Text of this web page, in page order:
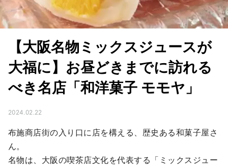
【大阪名物ミックスジュースが
大福に】お昼どきまでに訪れる
べき名店「和洋菓子 モモヤ」
2024.02.22
布施商店街の入り口に店を構える、歴史ある和菓子屋さ
ん。
名物は、大阪の喫茶店文化を代表する「ミックスジュー